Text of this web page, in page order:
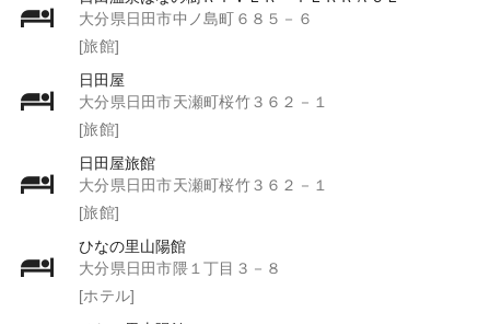
大分県日田市中ノ島町６８５－６
[旅館]
日田屋
大分県日田市天瀬町桜竹３６２－１
[旅館]
日田屋旅館
大分県日田市天瀬町桜竹３６２－１
[旅館]
ひなの里山陽館
大分県日田市隈１丁目３－８
[ホテル]